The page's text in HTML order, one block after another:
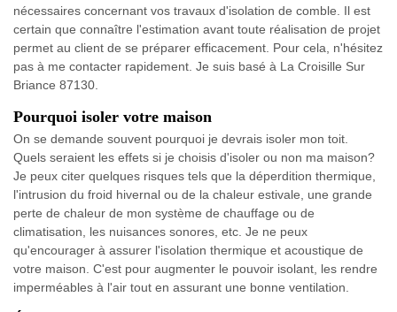
nécessaires concernant vos travaux d'isolation de comble. Il est
certain que connaître l'estimation avant toute réalisation de projet
permet au client de se préparer efficacement. Pour cela, n'hésitez
pas à me contacter rapidement. Je suis basé à La Croisille Sur
Briance 87130.
Pourquoi isoler votre maison
On se demande souvent pourquoi je devrais isoler mon toit.
Quels seraient les effets si je choisis d'isoler ou non ma maison?
Je peux citer quelques risques tels que la déperdition thermique,
l'intrusion du froid hivernal ou de la chaleur estivale, une grande
perte de chaleur de mon système de chauffage ou de
climatisation, les nuisances sonores, etc. Je ne peux
qu'encourager à assurer l'isolation thermique et acoustique de
votre maison. C'est pour augmenter le pouvoir isolant, les rendre
imperméables à l'air tout en assurant une bonne ventilation.